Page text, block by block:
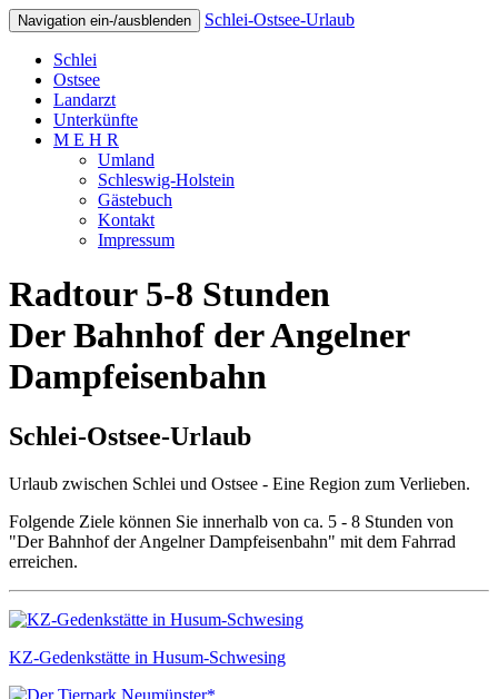
Navigation ein-/ausblenden Schlei-Ostsee-Urlaub
Schlei
Ostsee
Landarzt
Unterkünfte
M E H R
Umland
Schleswig-Holstein
Gästebuch
Kontakt
Impressum
Radtour 5-8 Stunden
Der Bahnhof der Angelner
Dampfeisenbahn
Schlei-Ostsee-Urlaub
Urlaub zwischen Schlei und Ostsee - Eine Region zum Verlieben.
Folgende Ziele können Sie innerhalb von ca. 5 - 8 Stunden von
"Der Bahnhof der Angelner Dampfeisenbahn" mit dem Fahrrad
erreichen.
KZ-Gedenkstätte in Husum-Schwesing